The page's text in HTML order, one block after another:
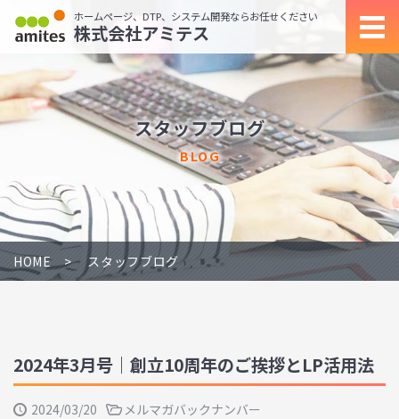
ホームページ、DTP、システム開発ならお任せください
株式会社アミテス
スタッフブログ
BLOG
HOME スタッフブログ
2024年3月号｜創立10周年のご挨拶とLP活用法
2024/03/20
メルマガバックナンバー